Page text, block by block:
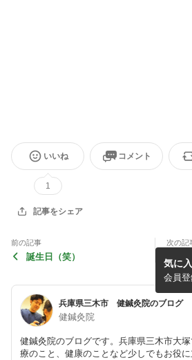
いいね
1
コメント
記事をシェア
前の記事
誕生日（笑）
次の記
兵庫県三木市 健鍼灸院のブログ
健鍼灸院
健鍼灸院のブログです。兵庫県三木市大
療のこと、健康のことなど少しでもお役
気に
会員